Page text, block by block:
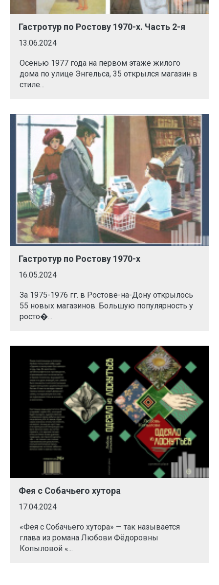
Гастротур по Ростову 1970-х. Часть 2-я
13.06.2024
Осенью 1977 года на первом этаже жилого
дома по улице Энгельса, 35 открылся магазин в
стиле...
Гастротур по Ростову 1970-х
16.05.2024
За 1975-1976 гг. в Ростове-на-Дону открылось
55 новых магазинов. Большую популярность у
росто�...
Фея с Собачьего хутора
17.04.2024
«Фея с Собачьего хутора» — так называется
глава из романа Любови Фёдоровны
Копыловой «...